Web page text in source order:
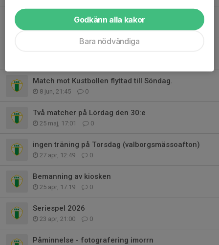
Föräldramatch, Korv & Fotbollshäng
Match mot Kustbollen flyttad till Söndag.
8 jun, 21:45 0
Två matcher på Lördag den 30:e
25 maj, 17:01 0
ingen träning på Torsdag (valborgsmässoafton)
27 apr, 12:49 0
Bemanning av kiosken
25 apr, 17:19 0
Seriespel 2026
23 apr, 21:00 0
Påminnelse - fotografering imorrn
Godkänn alla kakor
Bara nödvändiga